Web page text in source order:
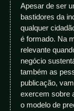
Apesar de ser
bastidores da
qualquer
é formado. Na
relevante
negócio
também as
publicação,
exercem sobre
o modelo de